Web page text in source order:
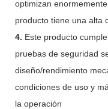
optimizan
producto tiene una alta
4. Este producto
pruebas de seguridad
diseño/rendimiento
condiciones de uso y
la operación